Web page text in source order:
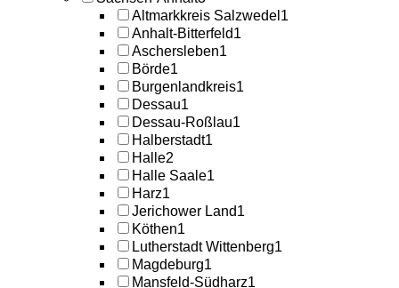
Altmarkkreis Salzwedel 1
Anhalt-Bitterfeld1
Aschersleben1
Börde1
Burgenlandkreis1
Dessau1
Dessau-Roßlau1
Halberstadt1
Halle2
Halle Saale1
Harz1
Jerichower Land1
Köthen1
Lutherstadt Wittenberg1
Magdeburg1
Mansfeld-Südharz1